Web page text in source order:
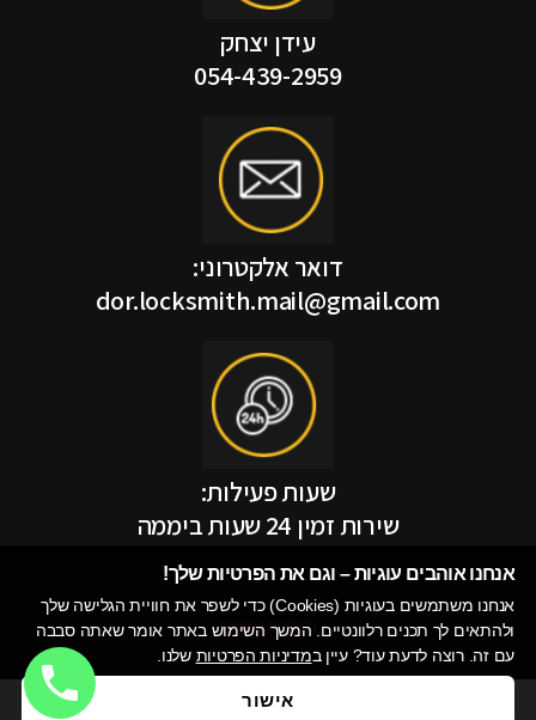
עידן יצחק
054-439-2959
דואר אלקטרוני:
dor.locksmith.mail@gmail.com
שעות פעילות:
שירות זמין 24 שעות ביממה
הצהרת נגישות
אנחנו אוהבים עוגיות – וגם את הפרטיות שלך!​
אנחנו משתמשים בעוגיות (Cookies) כדי לשפר את חוויית הגלישה שלך
ולהתאים לך תכנים רלוונטיים. המשך השימוש באתר אומר שאתה סבבה
עם זה. רוצה לדעת עוד? עיין במדיניות הפרטיות שלנו.
אישור
מדיניות פרטיות